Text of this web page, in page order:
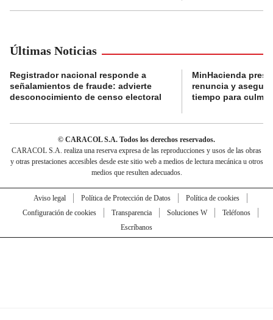
Últimas Noticias
Registrador nacional responde a
señalamientos de fraude: advierte
desconocimiento de censo electoral
MinHacienda
renuncia y
tiempo para
© CARACOL S.A. Todos los derechos reservados.
CARACOL S.A. realiza una reserva expresa de las reproducciones y usos de las obras
y otras prestaciones accesibles desde este sitio web a medios de lectura mecánica u otros
medios que resulten adecuados.
Aviso legal Política de Protección de Datos
Política de cookies
Configuración de cookies
Transparencia Soluciones W
Teléfonos
Escríbanos